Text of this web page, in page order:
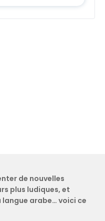
de nouvelles
plus ludiques, et
arabe… voici ce